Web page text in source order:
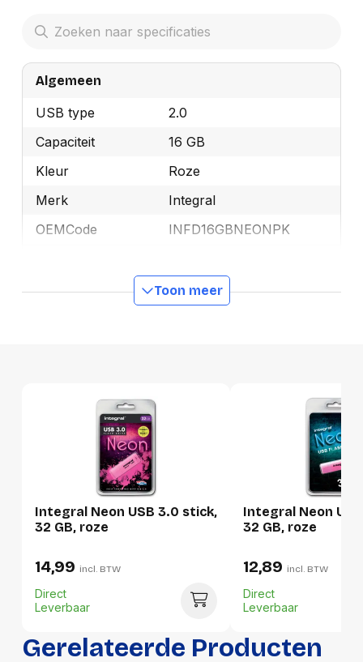
Algemeen
USB type
2.0
Capaciteit
16 GB
Kleur
Roze
Merk
Integral
OEMCode
INFD16GBNEONPK
5055288409897
Verpakking
Per stuk
Hoeveelheid:
1 stuk
Hoogte:
143 millimeter
Toon meer
Gerelateerde Producten
Integral Neon USB 3.0 stick,
32 GB, roze
14,99 incl. BTW
Direct
Leverbaar
Integral Neon
32 GB, roze
12,89 incl. BTW
Direct
Leverbaar